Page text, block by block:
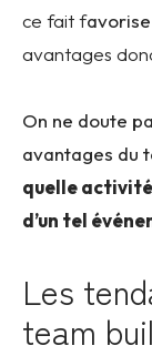
ce fait f
avantages
On ne doute
avantages du
quelle
d’un tel
Les
team